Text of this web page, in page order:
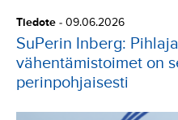
Tiedote - 09.06.2026
SuPerin Inberg:
vähentämistoimet on
perinpohjaisesti